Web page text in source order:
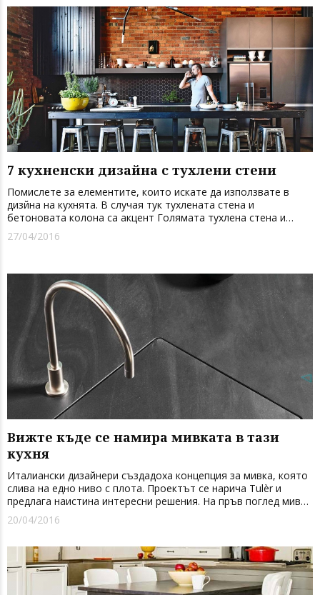
7 кухненски дизайна с тухлени стени
Помислете за елементите, които искате да използвате в
дизйна на кухнята. В случая тук тухлената стена и
бетоновата колона са акцент Голямата тухлена стена и
дървените елементи дата топлота в тази съвременна кухня
Тухлената стена тук е в ярък контраст с изчистените и фини
27/04/2016
Вижте къде се намира мивката в тази
кухня
Италиански дизайнери създадоха концепция за мивка, която
слива на едно ниво с плота. Проектът се нарича Tulèr и
предлага наистина интересни решения. На пръв поглед мивка
реално липсва докато не пуснете водата…освен това
разполага и с интуитивно управление за спиране и п...
20/04/2016